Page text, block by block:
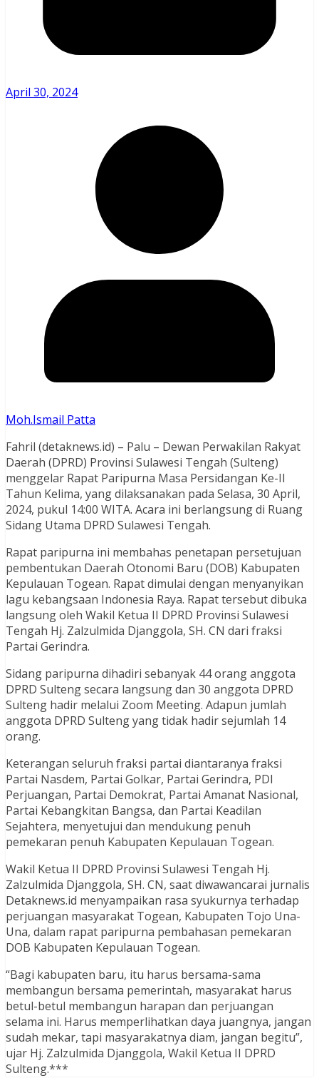
April 30, 2024
Moh.Ismail Patta
Fahril (detaknews.id) – Palu – Dewan Perwakilan Rakyat
Daerah (DPRD) Provinsi Sulawesi Tengah (Sulteng)
menggelar Rapat Paripurna Masa Persidangan Ke-II
Tahun Kelima, yang dilaksanakan pada Selasa, 30 April,
2024, pukul 14:00 WITA. Acara ini berlangsung di Ruang
Sidang Utama DPRD Sulawesi Tengah.
Rapat paripurna ini membahas penetapan persetujuan
pembentukan Daerah Otonomi Baru (DOB) Kabupaten
Kepulauan Togean. Rapat dimulai dengan menyanyikan
lagu kebangsaan Indonesia Raya. Rapat tersebut dibuka
langsung oleh Wakil Ketua II DPRD Provinsi Sulawesi
Tengah Hj. Zalzulmida Djanggola, SH. CN dari fraksi
Partai Gerindra.
Sidang paripurna dihadiri sebanyak 44 orang anggota
DPRD Sulteng secara langsung dan 30 anggota DPRD
Sulteng hadir melalui Zoom Meeting. Adapun jumlah
anggota DPRD Sulteng yang tidak hadir sejumlah 14
orang.
Keterangan seluruh fraksi partai diantaranya fraksi
Partai Nasdem, Partai Golkar, Partai Gerindra, PDI
Perjuangan, Partai Demokrat, Partai Amanat Nasional,
Partai Kebangkitan Bangsa, dan Partai Keadilan
Sejahtera, menyetujui dan mendukung penuh
pemekaran penuh Kabupaten Kepulauan Togean.
Wakil Ketua II DPRD Provinsi Sulawesi Tengah Hj.
Zalzulmida Djanggola, SH. CN, saat diwawancarai jurnalis
Detaknews.id menyampaikan rasa syukurnya terhadap
perjuangan masyarakat Togean, Kabupaten Tojo Una-
Una, dalam rapat paripurna pembahasan pemekaran
DOB Kabupaten Kepulauan Togean.
“Bagi kabupaten baru, itu harus bersama-sama
membangun bersama pemerintah, masyarakat harus
betul-betul membangun harapan dan perjuangan
selama ini. Harus memperlihatkan daya juangnya, jangan
sudah mekar, tapi masyarakatnya diam, jangan begitu”,
ujar Hj. Zalzulmida Djanggola, Wakil Ketua II DPRD
Sulteng.***